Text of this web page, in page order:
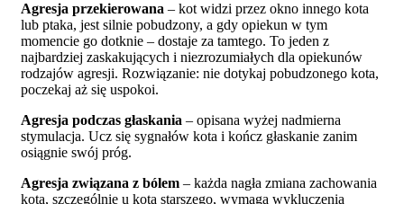
Agresja przekierowana – kot widzi przez okno innego kota
lub ptaka, jest silnie pobudzony, a gdy opiekun w tym
momencie go dotknie – dostaje za tamtego. To jeden z
najbardziej zaskakujących i niezrozumiałych dla opiekunów
rodzajów agresji. Rozwiązanie: nie dotykaj pobudzonego kota,
poczekaj aż się uspokoi.
Agresja podczas głaskania – opisana wyżej nadmierna
stymulacja. Ucz się sygnałów kota i kończ głaskanie zanim
osiągnie swój próg.
Agresja związana z bólem – każda nagła zmiana zachowania
kota, szczególnie u kota starszego, wymaga wykluczenia